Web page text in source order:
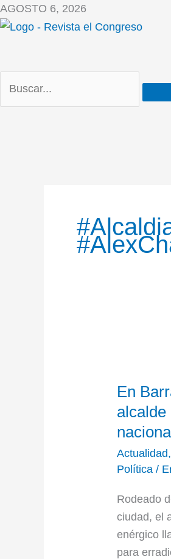
Ir
al
AGOSTO 6, 2026
En
alcalde
Actualidad
Política /
Rodeado
ciudad, el
enérgico
para
estamos
cansados
de
extorsión:
Char
hace
llamado
a